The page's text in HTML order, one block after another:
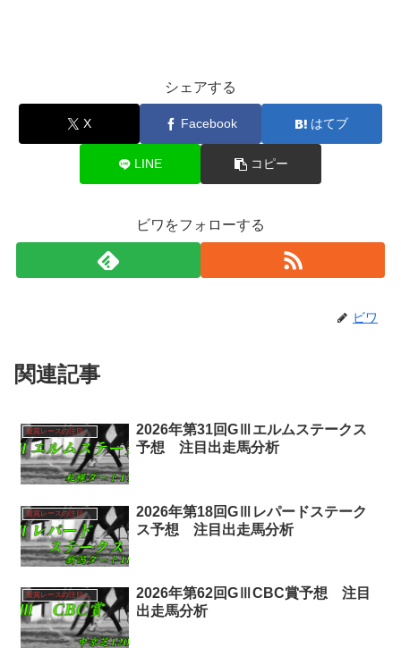
シェアする
X Facebook はてブ
LINE コピー
ビワをフォローする
ビワ
関連記事
重賞レースの注目馬分析
2026年第31回GⅢエルムステークス
予想 注目出走馬分析
重賞レースの注目馬分析
2026年第18回GⅢレパードステーク
ス予想 注目出走馬分析
重賞レースの注目馬分析
2026年第62回GⅢCBC賞予想 注目
出走馬分析